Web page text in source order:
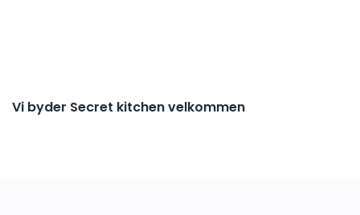
Vi byder Secret kitchen velkommen